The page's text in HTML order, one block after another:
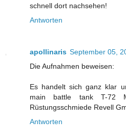
schnell dort nachsehen!
Antworten
apollinaris September 05,
Die Aufnahmen beweisen:
Es handelt sich ganz klar
main battle tank T-72
Rüstungsschmiede Revell
Antworten